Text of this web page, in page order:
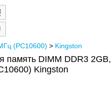
(PC10600) > Kingston
память DIMM DDR3 2GB,
Kingston